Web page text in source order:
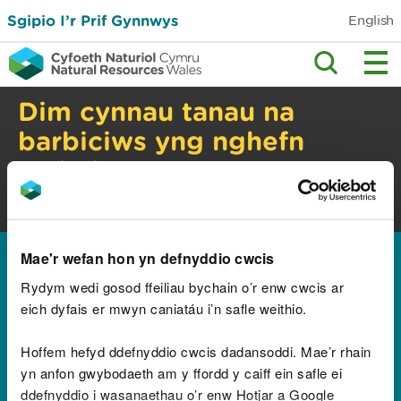
Mae'r wefan hon yn defnyddio cwcis
Rydym wedi gosod ffeiliau bychain o’r enw cwcis ar
eich dyfais er mwyn caniatáu i’n safle weithio.
Hoffem hefyd ddefnyddio cwcis dadansoddi. Mae’r rhain
yn anfon gwybodaeth am y ffordd y caiff ein safle ei
ddefnyddio i wasanaethau o’r enw Hotjar a Google
Sgipio I’r Prif Gynnwys English
Dim cynnau tanau na
barbiciws yng nghefn
gwlad
Perygl tanau gwyllt. Gwiriwch y cyngor
Hafan >Trwyddedau a chaniatadau
ymgynghoriadau a phenderfyniadau ynghylch
trwyddedau >Ymgynghoriadau agored o
Geisiadau am Drwydded i Dynnu neu Gronni Dŵr
Ceisiadau i amrywio
neu ddirymu